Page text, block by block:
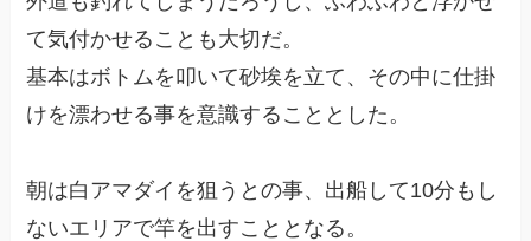
て気付かせることも大切だ。
基本はボトムを叩いて砂埃を立て、その中に仕掛
けを漂わせる事を意識することとした。
朝は白アマダイを狙うとの事、出船して10分もし
ないエリアで竿を出すこととなる。